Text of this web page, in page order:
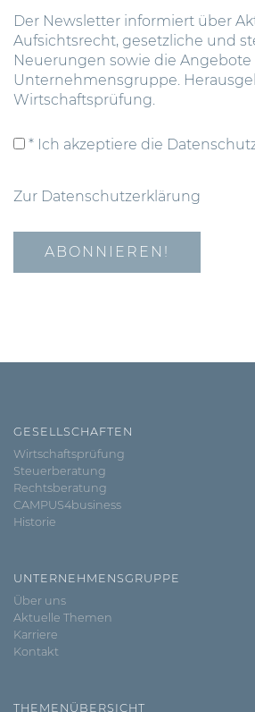
Der Newsletter informiert über
Aufsichtsrecht, gesetzliche und
Neuerungen sowie die Angebote
Unternehmensgruppe.
Wirtschaftsprüfung.
* Ich akzeptiere die
Zur Datenschutzerklärung
GESELLSCHAFTEN
Wirtschaftsprüfung
Steuerberatung
Rechtsberatung
CAMPUS4business
Historie
UNTERNEHMENSGRUPPE
Über uns
Aktuelle Themen
Karriere
Kontakt
THEMENÜBERSICHT